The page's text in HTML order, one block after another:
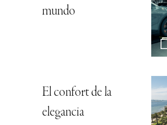
mundo
El confort de la
elegancia